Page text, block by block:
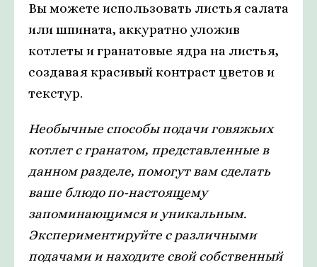
Вы можете использовать листья салата
или шпината, аккуратно уложив
котлеты и гранатовые ядра на листья,
создавая красивый контраст цветов и
текстур.
Необычные способы подачи говяжьих
котлет с гранатом, представленные в
данном разделе, помогут вам сделать
ваше блюдо по-настоящему
запоминающимся и уникальным.
Экспериментируйте с различными
подачами и находите свой собственный